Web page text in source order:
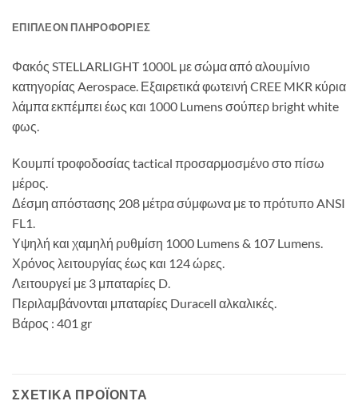
ΕΠΙΠΛΈΟΝ ΠΛΗΡΟΦΟΡΊΕΣ
Φακός STELLARLIGHT 1000L με σώμα από αλουμίνιο
κατηγορίας Aerospace. Εξαιρετικά φωτεινή CREE MKR κύρια
λάμπα εκπέμπει έως και 1000 Lumens σούπερ bright white
φως.
Κουμπί τροφοδοσίας tactical προσαρμοσμένο στο πίσω
μέρος.
Δέσμη απόστασης 208 μέτρα σύμφωνα με το πρότυπο ANSI
FL1.
Υψηλή και χαμηλή ρυθμίση 1000 Lumens & 107 Lumens.
Χρόνος λειτουργίας έως και 124 ώρες.
Λειτουργεί με 3 μπαταρίες D.
Περιλαμβάνονται μπαταρίες Duracell αλκαλικές.
Βάρος : 401 gr
ΣΧΕΤΙΚΆ ΠΡΟΪΌΝΤΑ